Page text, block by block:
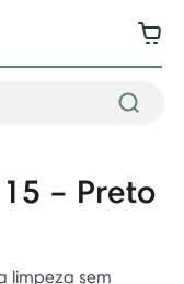
– Preto
limpeza sem